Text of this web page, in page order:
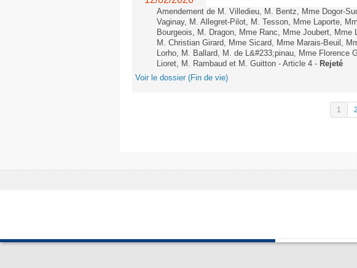
Amendement de M. Villedieu, M. Bentz, Mme Dogor-
Vaginay, M. Allegret-Pilot, M. Tesson, Mme Laporte,
Bourgeois, M. Dragon, Mme Ranc, Mme Joubert,
M. Christian Girard, Mme Sicard, Mme Marais-Beuil,
Lorho, M. Ballard, M. de L&#233;pinau, Mme Florence
Lioret, M. Rambaud et M. Guitton - Article 4 - Rejeté
Voir le dossier (Fin de vie)
1 2